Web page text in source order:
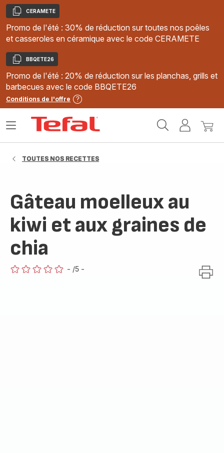
Copier
CERAMETE
Promo de l'été : 30% de réduction sur toutes nos poêles
et casseroles en céramique avec le code CERAMETE
Copier
BBQETE26
Promo de l'été : 20% de réduction sur les planchas, grills et
barbecues avec le code BBQETE26
Conditions de l'offre
MonMon
Ouvrir
TOUTES NOS RECETTES
Gâteau moelleux au
kiwi et aux graines de
chia
- /5 -